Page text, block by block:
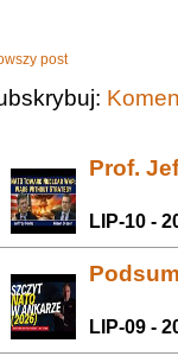
post
Prof.
LIP-10 -
LIP-09 -